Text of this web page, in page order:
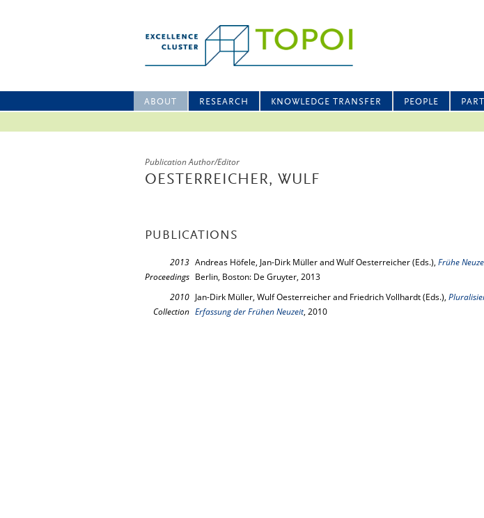
ABOUT RESEARCH KNOWLEDGE TRANSFER PEOPLE
Publication Author/Editor
OESTERREICHER, WULF
PUBLICATIONS
2013
Proceedings
Andreas Höfele, Jan-Dirk Müller and Wulf Oesterreicher (Eds.), Frühe
Berlin, Boston: De Gruyter, 2013
2010
Collection
Jan-Dirk Müller, Wulf Oesterreicher and Friedrich Vollhardt (Eds.),
Erfassung der Frühen Neuzeit, 2010